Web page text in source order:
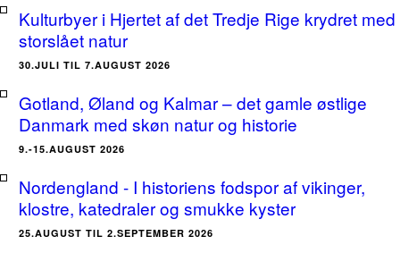
Kulturbyer i Hjertet af det Tredje Rige krydret med
storslået natur
30.JULI TIL 7.AUGUST 2026
Gotland, Øland og Kalmar – det gamle østlige
Danmark med skøn natur og historie
9.-15.AUGUST 2026
Nordengland - I historiens fodspor af vikinger,
klostre, katedraler og smukke kyster
25.AUGUST TIL 2.SEPTEMBER 2026